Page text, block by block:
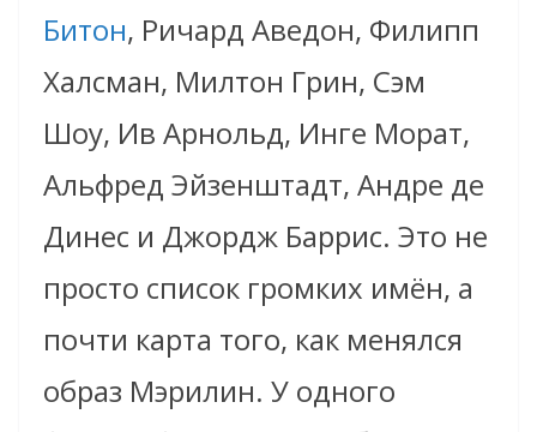
Битон, Ричард Аведон, Филипп
Халсман, Милтон Грин, Сэм
Шоу, Ив Арнольд, Инге Морат,
Альфред Эйзенштадт, Андре де
Динес и Джордж Баррис. Это не
просто список громких имён, а
почти карта того, как менялся
образ Мэрилин. У одного